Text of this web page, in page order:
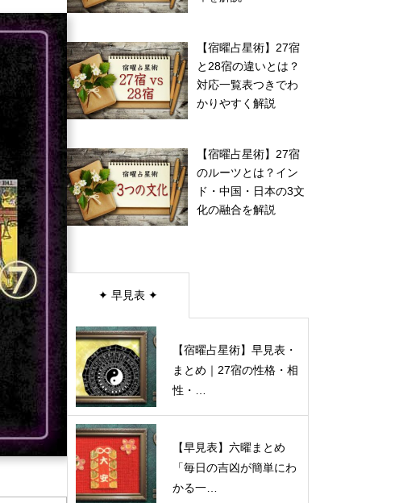
【宿曜占星術】27宿
と28宿の違いとは？
対応一覧表つきでわ
かりやすく解説
【宿曜占星術】27宿
のルーツとは？イン
ド・中国・日本の3文
化の融合を解説
✦ 早見表 ✦
【宿曜占星術】早見表・
まとめ｜27宿の性格・相
性・…
【早見表】六曜まとめ
「毎日の吉凶が簡単にわ
かる一…